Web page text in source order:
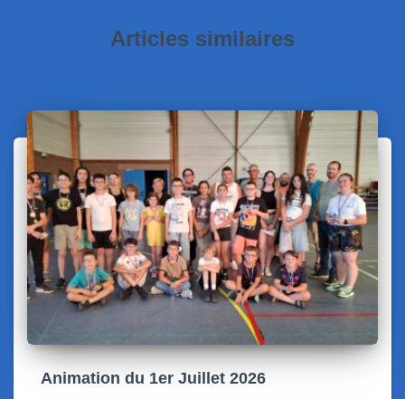
Articles similaires
Animation du 1er Juillet 2026